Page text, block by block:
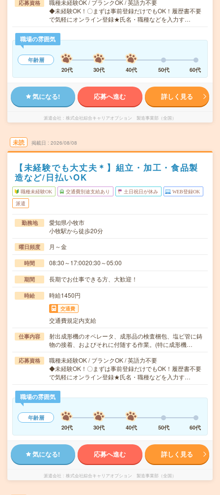
応募資格
職種未経験OK / ブランクOK / 英語力不要
◆未経験OK！〇まずは事前登録だけでもOK！履歴書不要
で気軽にオンライン登録★氏名・職種などを入力す…
職場の雰囲気
年齢層
20代
30代 40代 50代 60代
気になる! 応募へ進む 詳しく見る
派遣会社 株式会社綜合キャリアオプション 製造事業部（全国）
未読 掲載日 2026/08/08
【未経験でも大丈夫＊】組立・加工・食品製
造など/日払いOK
職種未経験OK 交通費別途支給あり 土日祝日が休み WEB登録OK
派遣
勤務地
愛知県小牧市
小牧駅から徒歩20分
曜日頻度 月～金
時間 08:30～17:0020:30～05:00
期間 長期でお仕事できる方、大歓迎！
時給 時給1450円
交通費
交通費規定内支給
仕事内容
射出成形機のオペレータ、成形品の検査梱包、塩ビ管に鋳
物の接着、およびそれに付随する作業。(特に成形機…
応募資格
職種未経験OK / ブランクOK / 英語力不要
◆未経験OK！〇まずは事前登録だけでもOK！履歴書不要
で気軽にオンライン登録★氏名・職種などを入力す…
職場の雰囲気
年齢層
20代
30代 40代 50代 60代
気になる! 応募へ進む 詳しく見る
派遣会社 株式会社綜合キャリアオプション 製造事業部（全国）